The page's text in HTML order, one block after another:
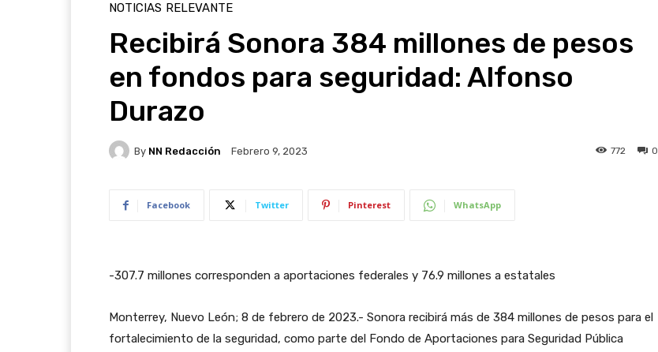
NOTICIAS RELEVANTE
Recibirá Sonora 384 millones de pesos
en fondos para seguridad: Alfonso
Durazo
By NN Redacción Febrero 9, 2023 0
772
Facebook Twitter Pinterest WhatsApp
-307.7 millones corresponden a aportaciones federales y 76.9 millones a estatales
Monterrey, Nuevo León; 8 de febrero de 2023.- Sonora recibirá más de 384 millones de pesos para el
fortalecimiento de la seguridad, como parte del Fondo de Aportaciones para Seguridad Pública